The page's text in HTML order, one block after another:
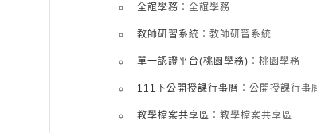
全誼學務 ：全誼學務
教師研習系統 ：教師研習系統
單一認證平台(桃園學務) ：桃園學務
111下公開授課行事曆 ：公開授課行事
教學檔案共享區 ：教學檔案共享區